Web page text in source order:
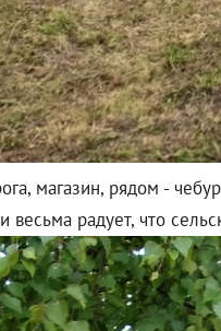
магазин, рядом -
радует, что